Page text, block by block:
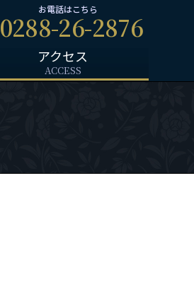
お電話はこちら
0288-26-2876
アクセス
ACCESS